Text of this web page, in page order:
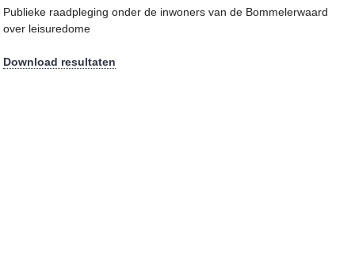
Publieke raadpleging onder de inwoners van de Bommelerwaard
over leisuredome
Download resultaten